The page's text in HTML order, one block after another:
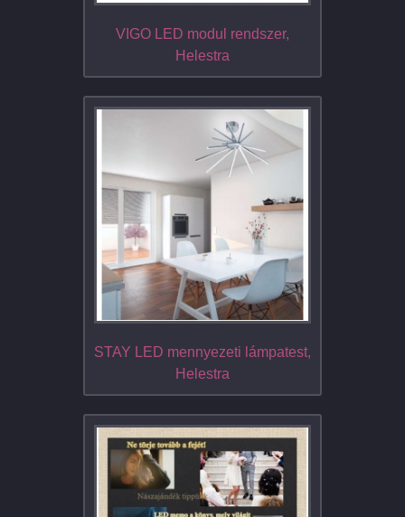
VIGO LED modul rendszer,
Helestra
STAY LED mennyezeti lámpatest,
Helestra